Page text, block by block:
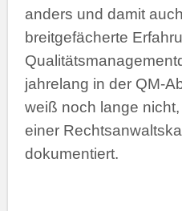
anders und damit
breitgefächerte
jahrelang in der QM-
weiß noch lange
einer
dokumentiert.